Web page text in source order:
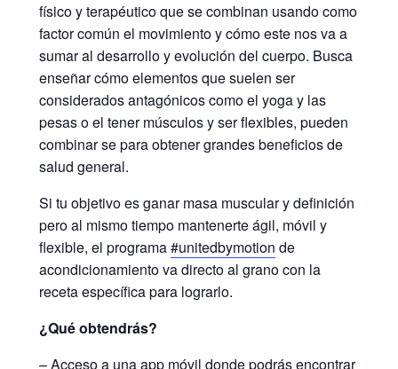
físico y terapéutico que se combinan usando como
factor común el movimiento y cómo este nos va a
sumar al desarrollo y evolución del cuerpo. Busca
enseñar cómo elementos que suelen ser
considerados antagónicos como el yoga y las
pesas o el tener músculos y ser flexibles, pueden
combinar se para obtener grandes beneficios de
salud general.
Si tu objetivo es ganar masa muscular y definición
pero al mismo tiempo mantenerte ágil, móvil y
flexible, el programa#unitedbymotion de
acondicionamiento va directo al grano con la
receta específica para lograrlo.
¿Qué obtendrás?
– Acceso a una app móvil donde podrás encontrar